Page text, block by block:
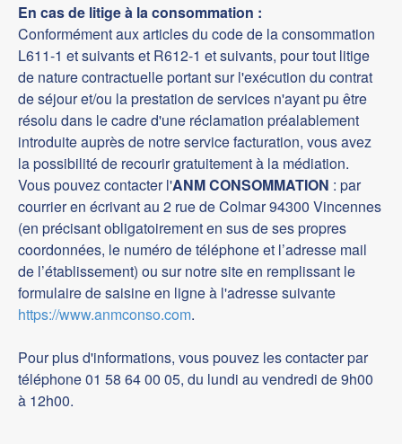
En cas de litige à la consommation :
Conformément aux articles du code de la consommation
L611-1 et suivants et R612-1 et suivants, pour tout litige
de nature contractuelle portant sur l'exécution du contrat
de séjour et/ou la prestation de services n'ayant pu être
résolu dans le cadre d'une réclamation préalablement
introduite auprès de notre service facturation, vous avez
la possibilité de recourir gratuitement à la médiation.
Vous pouvez contacter l'ANM CONSOMMATION : par
courrier en écrivant au 2 rue de Colmar 94300 Vincennes
(en précisant obligatoirement en sus de ses propres
coordonnées, le numéro de téléphone et l’adresse mail
de l’établissement) ou sur notre site en remplissant le
formulaire de saisine en ligne à l'adresse suivante
https://www.anmconso.com.
Pour plus d'informations, vous pouvez les contacter par
téléphone 01 58 64 00 05, du lundi au vendredi de 9h00
à 12h00.